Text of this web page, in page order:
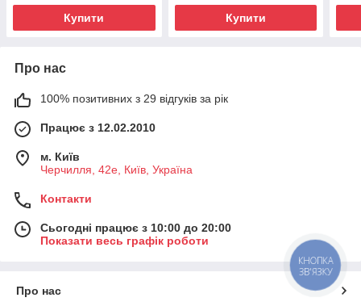
Купити Купити
Про нас
100% позитивних з 29 відгуків за рік
Працює з 12.02.2010
м. Київ
Черчилля, 42е, Київ, Україна
Контакти
Сьогодні працює з 10:00 до 20:00
Показати весь графік роботи
Про нас
КНОПКА
ЗВ'ЯЗКУ